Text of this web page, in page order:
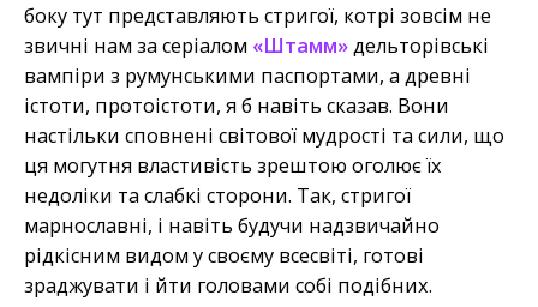
боку тут представляють стригої, котрі зовсім не
звичні нам за серіалом «Штамм»дельторівські
вампіри з румунськими паспортами, а древні
істоти, протоістоти, я б навіть сказав. Вони
настільки сповнені світової мудрості та сили, що
ця могутня властивість зрештою оголює їх
недоліки та слабкі сторони. Так, стригої
марнославні, і навіть будучи надзвичайно
рідкісним видом у своєму всесвіті, готові
зраджувати і йти головами собі подібних.